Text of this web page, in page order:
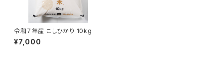
令和７年産 こしひかり 10kg
¥7,000